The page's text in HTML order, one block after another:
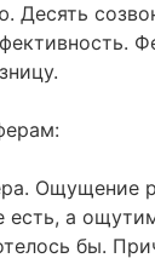
Десять
Ощущение
есть, а
бы.